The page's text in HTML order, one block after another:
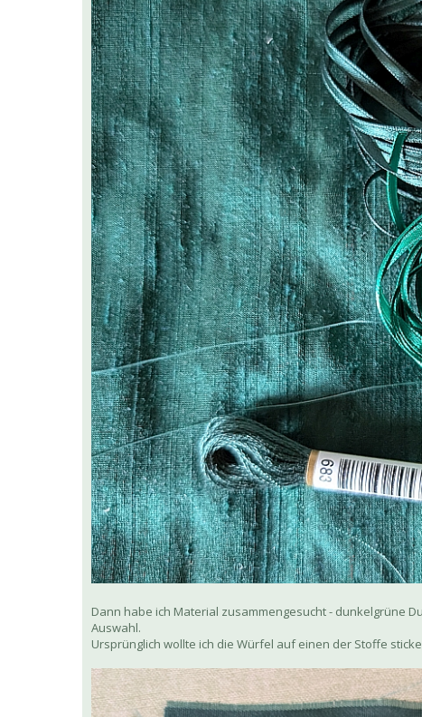
Dann habe ich Material zusammengesucht - dunkelgrüne
Auswahl.
Ursprünglich wollte ich die Würfel auf einen der Stoffe